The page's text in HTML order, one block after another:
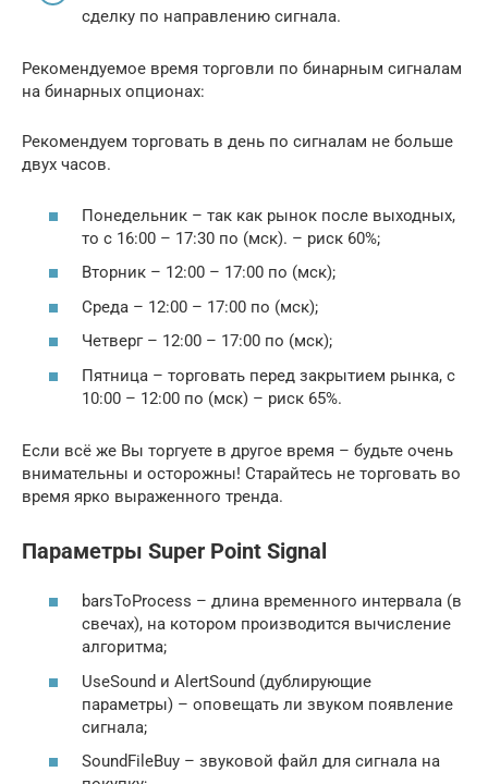
сделку по направлению сигнала.
Рекомендуемое время торговли по бинарным сигналам
на бинарных опционах:
Рекомендуем торговать в день по сигналам не больше
двух часов.
Понедельник – так как рынок после выходных,
то с 16:00 – 17:30 по (мск). – риск 60%;
Вторник – 12:00 – 17:00 по (мск);
Среда – 12:00 – 17:00 по (мск);
Четверг – 12:00 – 17:00 по (мск);
Пятница – торговать перед закрытием рынка, с
10:00 – 12:00 по (мск) – риск 65%.
Если всё же Вы торгуете в другое время – будьте очень
внимательны и осторожны! Старайтесь не торговать во
время ярко выраженного тренда.
Параметры Super Point Signal
barsToProcess – длина временного интервала (в
свечах), на котором производится вычисление
алгоритма;
UseSound и AlertSound (дублирующие
параметры) – оповещать ли звуком появление
сигнала;
SoundFileBuy – звуковой файл для сигнала на